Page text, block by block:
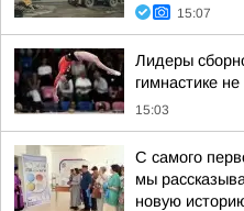
15:07
Лидеры
гимнастике
15:03
С самого
мы
новую